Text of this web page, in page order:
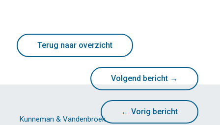
Terug naar overzicht
Volgend bericht →
← Vorig bericht
Kunneman & Vandenbroek